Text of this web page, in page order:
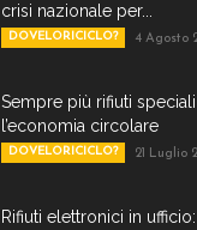
crisi nazionale per...
DOVELORICICLO? 4 Agosto
Sempre più rifiuti
l’economia circolare
DOVELORICICLO? 21 Luglio
Rifiuti elettronici in